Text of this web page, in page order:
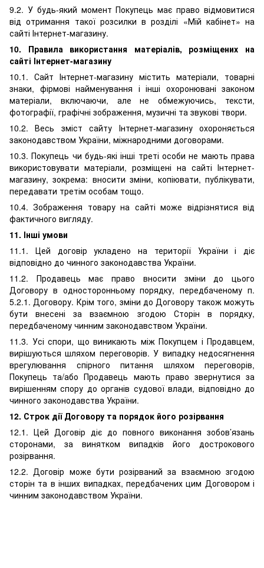
9.2. У будь-який момент Покупець має право відмовитися
від отримання такої розсилки в розділі «Мій кабінет» на
сайті Інтернет-магазину.
10. Правила використання матеріалів, розміщених на
сайті Інтернет-магазину
10.1. Сайт Інтернет-магазину містить матеріали, товарні
знаки, фірмові найменування і інші охоронювані законом
матеріали, включаючи, але не обмежуючись, тексти,
фотографії, графічні зображення, музичні та звукові твори.
10.2. Весь зміст сайту Інтернет-магазину охороняється
законодавством України, міжнародними договорами.
10.3. Покупець чи будь-які інші треті особи не мають права
використовувати матеріали, розміщені на сайті Інтернет-
магазину, зокрема: вносити зміни, копіювати, публікувати,
передавати третім особам тощо.
10.4. Зображення товару на сайті може відрізнятися від
фактичного вигляду.
11. Інші умови
11.1. Цей договір укладено на території України і діє
відповідно до чинного законодавства України.
11.2. Продавець має право вносити зміни до цього
Договору в односторонньому порядку, передбаченому п.
5.2.1. Договору. Крім того, зміни до Договору також можуть
бути внесені за взаємною згодою Сторін в порядку,
передбаченому чинним законодавством України.
11.3. Усі спори, що виникають між Покупцем і Продавцем,
вирішуються шляхом переговорів. У випадку недосягнення
врегулювання спірного питання шляхом переговорів,
Покупець та/або Продавець мають право звернутися за
вирішенням спору до органів судової влади, відповідно до
чинного законодавства України.
12. Строк дії Договору та порядок його розірвання
12.1. Цей Договір діє до повного виконання зобов’язань
сторонами, за винятком випадків його дострокового
розірвання.
12.2. Договір може бути розірваний за взаємною згодою
сторін та в інших випадках, передбачених цим Договором і
чинним законодавством України.